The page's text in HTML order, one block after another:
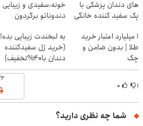
های دندان پزشکی با
پک سفید کننده خانگی
خونه،سفیدی و زیبایی
دندوناتو برگردون
۱ میلیارد اعتبار خرید
طلا | بدون ضامن و
چک
به لبخندت زیبایی بده!
(خرید ژل سفیدکننده
دندان با40%تخفیف)
۱ ۰
شما چه نظری دارید؟